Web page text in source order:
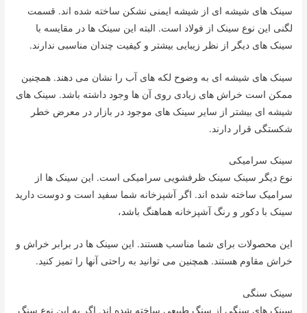
سینک های شیشه ای از شیشه ایمنی نشکن ساخته شده اند. قسمت
لگنی این نوع سینک از فولاد است. البته این سینک ها در مقایسه با
سینک های دیگر از نظر زیبایی بیشتر و کیفیت چندان مناسبی ندارند.
سینک های شیشه ای به وضوح لکه های آب را نشان می دهند. همچنین
ممکن است خراش های زیادی روی آن ها وجود داشته باشد. سینک های
شیشه ای بیشتر از سایر سینک های موجود در بازار در معرض خطر
شکستگی قرار دارند.
سینک سرامیکی
نوع دیگر سینک سینک ظرفشویی سرامیکی است. این سینک ها از
سرامیک ساخته شده اند. اگر آشپزخانه شما سفید است و دوست دارید
سینک با دکور و رنگ آشپزخانه هماهنگ باشد،
این محصولات برای شما مناسب هستند. این سینک ها در برابر خراش و
خراش مقاوم هستند. همچنین می توانید به راحتی آنها را تمیز کنید.
سینک سنگی
سینک های سنگی از سنگ طبیعی ساخته شده اند. اگر به این نوع سنگ